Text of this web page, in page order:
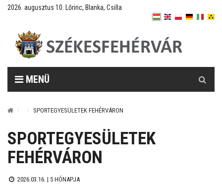
2026. augusztus 10. Lőrinc, Blanka, Csilla
MENÜ
SPORTEGYESÜLETEK FEHÉRVÁRON
SPORTEGYESÜLETEK
FEHÉRVÁRON
2026.03.16. | 5 HÓNAPJA